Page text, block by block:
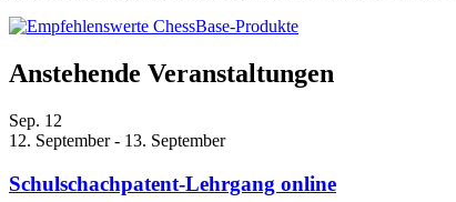
Anstehende Veranstaltungen
Sep. 12
12. September- 13. September
Schulschachpatent-Lehrgang online